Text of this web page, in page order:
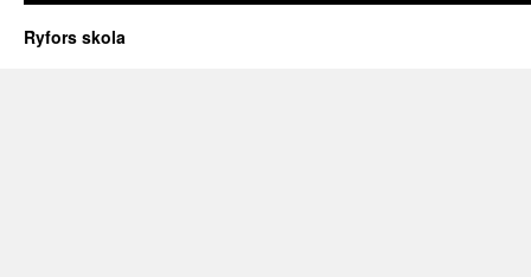
Ryfors skola